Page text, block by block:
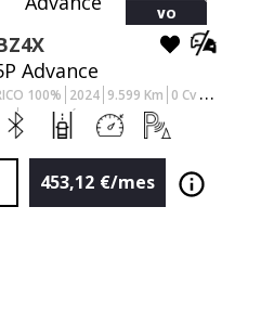
VO
Advance
100% 2024 9.599 Km 0 Cv
AUTOMÁTICO
453,12 €/mes